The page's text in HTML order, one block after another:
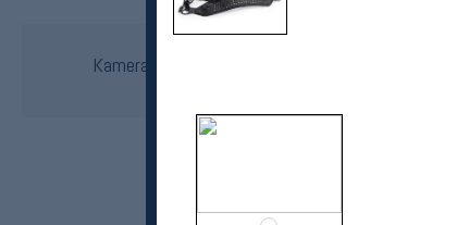
Restrap
Kamerastropp med kamera linjselokk holder